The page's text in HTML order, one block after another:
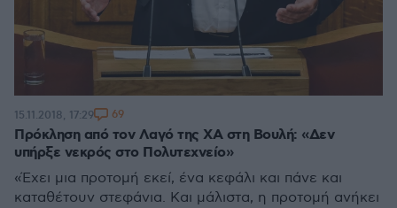
Πρόκληση από τον Λαγό της ΧΑ στη Βουλή: «Δεν
υπήρξε νεκρός στο Πολυτεχνείο»
«Έχει μια προτομή εκεί, ένα κεφάλι και πάνε και
καταθέτουν στεφάνια. Και μάλιστα, η προτομή ανήκει
15.11.2018, 17:29 69